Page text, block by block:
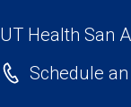
UT Health San
Schedule